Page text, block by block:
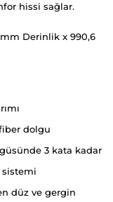
hissi sağlar.
mm Derinlik x 990,6
dolgu
3 kata kadar
sistemi
düz ve gergin